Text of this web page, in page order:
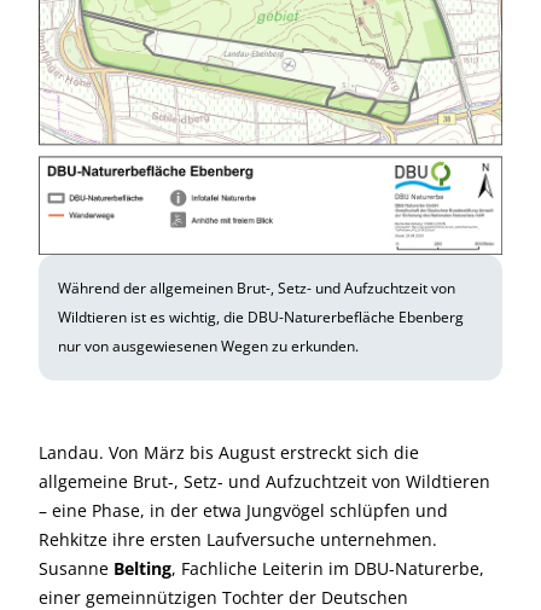
Während der allgemeinen Brut-, Setz- und Aufzuchtzeit von
Wildtieren ist es wichtig, die DBU-Naturerbefläche Ebenberg
nur von ausgewiesenen Wegen zu erkunden.
Landau. Von März bis August erstreckt sich die
allgemeine Brut-, Setz- und Aufzuchtzeit von Wildtieren
– eine Phase, in der etwa Jungvögel schlüpfen und
Rehkitze ihre ersten Laufversuche unternehmen.
Susanne Belting, Fachliche Leiterin im DBU-Naturerbe,
einer gemeinnützigen Tochter der Deutschen